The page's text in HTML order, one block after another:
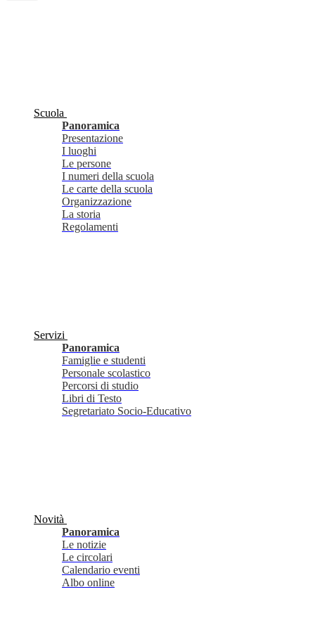
Scuola
Panoramica
Presentazione
I luoghi
Le persone
I numeri della scuola
Le carte della scuola
Organizzazione
La storia
Regolamenti
Servizi
Panoramica
Famiglie e studenti
Personale scolastico
Percorsi di studio
Libri di Testo
Segretariato Socio-Educativo
Novità
Panoramica
Le notizie
Le circolari
Calendario eventi
Albo online